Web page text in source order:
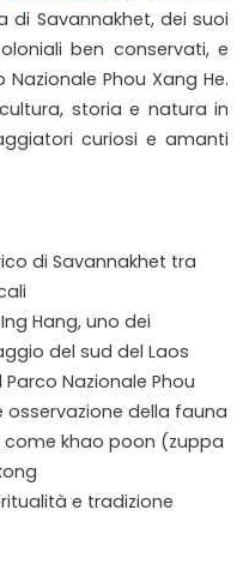
Savannakhet, dei suoi
ben conservati, e
Phou Xang He.
storia e natura in
curiosi e amanti
di Savannakhet tra
Hang, uno dei
del sud del Laos
Nazionale Phou
osservazione della fauna
khao poon (zuppa
e tradizione